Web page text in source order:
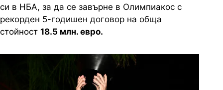
си в НБА, за да се завърне в Олимпиакос с
рекорден 5-годишен договор на обща
стойност 18.5 млн. евро.